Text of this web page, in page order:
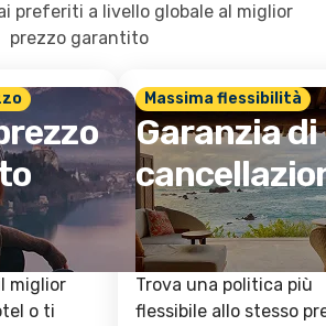
preferiti a livello globale al miglior
prezzo garantito
miglior
o ti
Massima flessibilità
Garanzia di
Trova una politica più
flessibile allo stesso